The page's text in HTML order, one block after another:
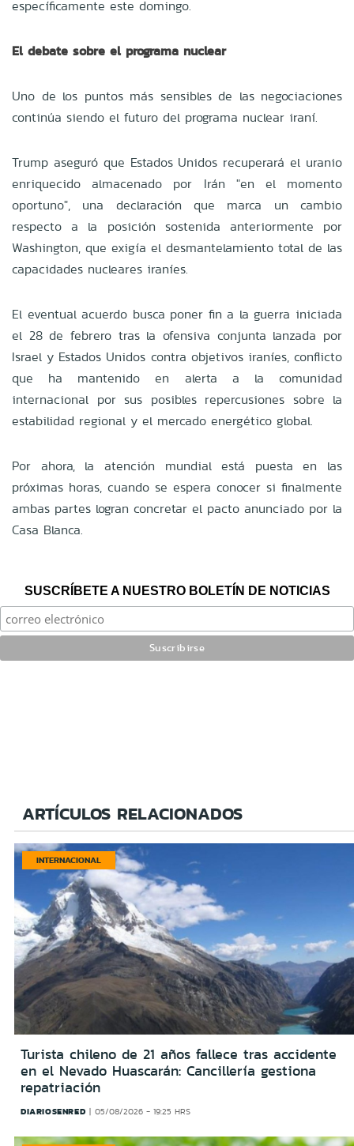
específicamente este domingo.
El debate sobre el programa nuclear
Uno de los puntos más sensibles de las negociaciones
continúa siendo el futuro del programa nuclear iraní.
Trump aseguró que Estados Unidos recuperará el uranio
enriquecido almacenado por Irán "en el momento
oportuno", una declaración que marca un cambio
respecto a la posición sostenida anteriormente por
Washington, que exigía el desmantelamiento total de las
capacidades nucleares iraníes.
El eventual acuerdo busca poner fin a la guerra iniciada
el 28 de febrero tras la ofensiva conjunta lanzada por
Israel y Estados Unidos contra objetivos iraníes, conflicto
que ha mantenido en alerta a la comunidad
internacional por sus posibles repercusiones sobre la
estabilidad regional y el mercado energético global.
Por ahora, la atención mundial está puesta en las
próximas horas, cuando se espera conocer si finalmente
ambas partes logran concretar el pacto anunciado por la
Casa Blanca.
SUSCRÍBETE A NUESTRO BOLETÍN DE NOTICIAS
ARTÍCULOS RELACIONADOS
INTERNACIONAL
Turista chileno de 21 años fallece tras accidente
en el Nevado Huascarán: Cancillería gestiona
repatriación
DIARIOSENRED 05/08/2026 - 19:25 HRS